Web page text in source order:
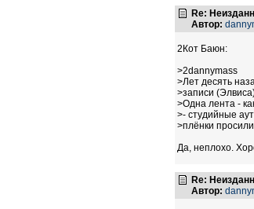
Re:
Автор:
2Кот Баюн:
>2dannymass
>Лет десять
>записи
>Одна лента -
>- студийные
>плёнки
Да, неплохо.
Re:
Автор: